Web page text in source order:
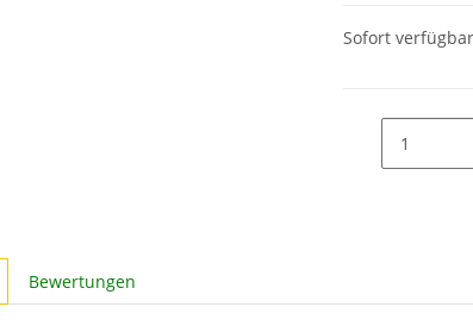
Sofort verfügbar
Bewertungen